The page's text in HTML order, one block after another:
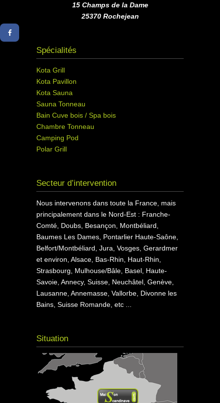
15 Champs de la Dame
25370 Rochejean
Spécialités
Kota Grill
Kota Pavillon
Kota Sauna
Sauna Tonneau
Bain Cuve bois / Spa bois
Chambre Tonneau
Camping Pod
Polar Grill
Secteur d’intervention
Nous intervenons dans toute la France, mais
principalement dans le Nord-Est : Franche-
Comté, Doubs, Besançon, Montbéliard,
Baumes Les Dames, Pontarlier Haute-Saône,
Belfort/Montbéliard, Jura, Vosges, Gerardmer
et environ, Alsace, Bas-Rhin, Haut-Rhin,
Strasbourg, Mulhouse/Bâle, Basel, Haute-
Savoie, Annecy, Suisse, Neuchâtel, Genève,
Lausanne, Annemasse, Vallorbe, Divonne les
Bains, Suisse Romande, etc ...
Situation